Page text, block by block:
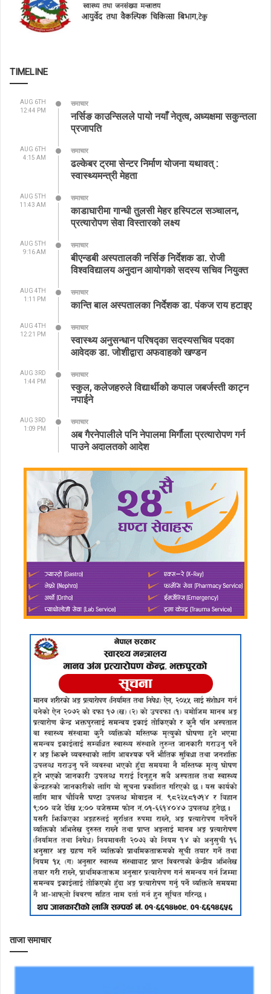
TIMELINE
AUG 6TH
12:44 PM
समाचार
नर्सिङ काउन्सिलले पायो नयाँ नेतृत्व, अध्यक्षमा सकुन्तला
प्रजापति
AUG 6TH
4:15 AM
समाचार
ढल्केबर ट्रमा सेन्टर निर्माण योजना यथावत् :
स्वास्थ्यमन्त्री मेहता
AUG 5TH
11:43 AM
समाचार
काडाघारीमा गान्धी तुलसी मेहर हस्पिटल सञ्चालन,
प्रत्यारोपण सेवा विस्तारको लक्ष्य
AUG 5TH
9:16 AM
समाचार
बीएन्डबी अस्पतालकी नर्सिङ निर्देशक डा. रोजी
विश्वविद्यालय अनुदान आयोगको सदस्य सचिव नियुक्त
AUG 4TH
1:11 PM
समाचार
कान्ति बाल अस्पतालका निर्देशक डा. पंकज राय हटाइए
AUG 4TH
12:21 PM
समाचार
स्वास्थ्य अनुसन्धान परिषद्का सदस्यसचिव पदका
आवेदक डा. जोशीद्वारा अफवाहको खण्डन
AUG 3RD
1:44 PM
समाचार
स्कुल, कलेजहरुले विद्यार्थीको कपाल जबर्जस्ती काट्न
नपाईने
AUG 3RD
1:09 PM
समाचार
अब गैरनेपालीले पनि नेपालमा मिर्गौला प्रत्यारोपण गर्न
पाउने अदालतको आदेश
ताजा समाचार